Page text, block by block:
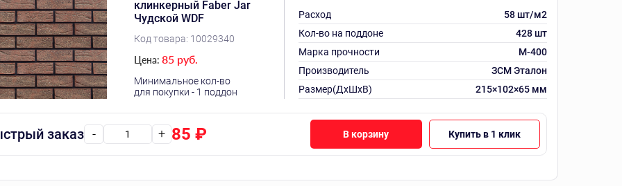
клинкерный Faber Jar
Чудской WDF
Код товара: 10029340
Цена: 85 руб.
Минимальное кол-во
для покупки - 1 поддон
Расход
58 шт/м2
Кол-во на поддоне
428 шт
Марка прочности
М-400
Производитель
ЗСМ Эталон
Размер(ДхШхВ)
215×102×65 мм
заказ - + 85 ₽ В корзину Купить в 1 клик